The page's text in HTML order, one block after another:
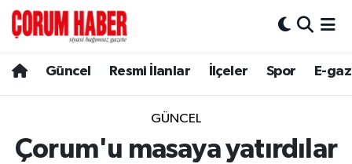
Güncel Resmi İlanlar İlçeler Spor E-
GÜNCEL
Çorum'u masaya yatırdılar
Spor
Resmi İlanlar
Hava Durumu
Çorum Namaz Vakitleri